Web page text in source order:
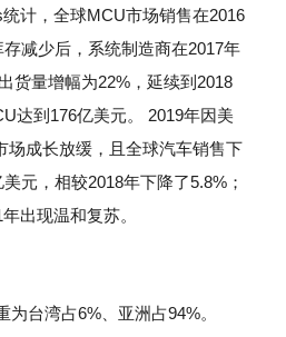
计，全球MCU市场销售在2016
减少后，系统制造商在2017年
货量增幅为22%，延续到2018
达到176亿美元。 2019年因美
场成长放缓，且全球汽车销售下
元，相较2018年下降了5.8%；
出现温和复苏。
台湾占6%、亚洲占94%。